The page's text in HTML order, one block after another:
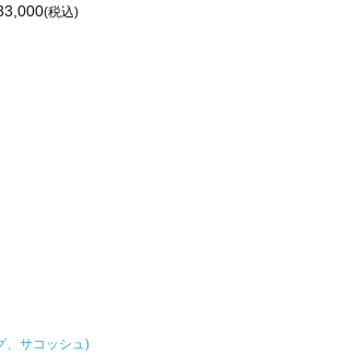
(税込)
、サコッシュ)